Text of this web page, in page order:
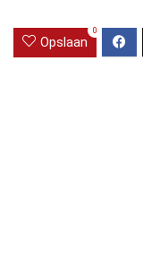
Opslaan
0